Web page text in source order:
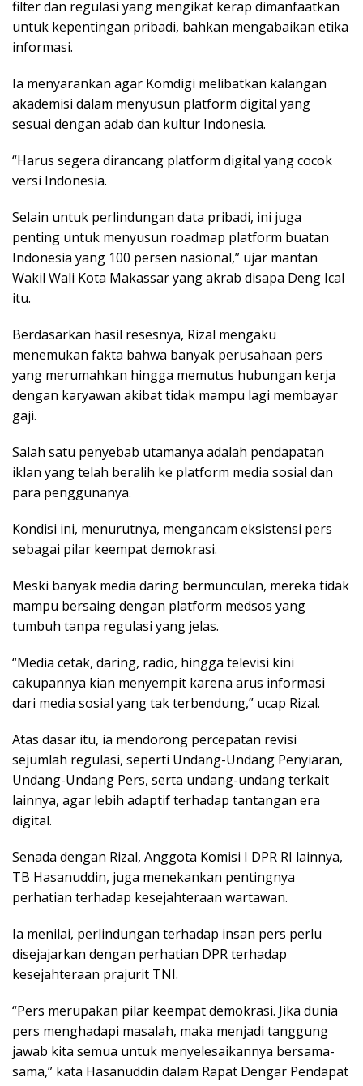
filter dan regulasi yang mengikat kerap dimanfaatkan
untuk kepentingan pribadi, bahkan mengabaikan etika
informasi.
Ia menyarankan agar Komdigi melibatkan kalangan
akademisi dalam menyusun platform digital yang
sesuai dengan adab dan kultur Indonesia.
“Harus segera dirancang platform digital yang cocok
versi Indonesia.
Selain untuk perlindungan data pribadi, ini juga
penting untuk menyusun roadmap platform buatan
Indonesia yang 100 persen nasional,” ujar mantan
Wakil Wali Kota Makassar yang akrab disapa Deng Ical
itu.
Berdasarkan hasil resesnya, Rizal mengaku
menemukan fakta bahwa banyak perusahaan pers
yang merumahkan hingga memutus hubungan kerja
dengan karyawan akibat tidak mampu lagi membayar
gaji.
Salah satu penyebab utamanya adalah pendapatan
iklan yang telah beralih ke platform media sosial dan
para penggunanya.
Kondisi ini, menurutnya, mengancam eksistensi pers
sebagai pilar keempat demokrasi.
Meski banyak media daring bermunculan, mereka tidak
mampu bersaing dengan platform medsos yang
tumbuh tanpa regulasi yang jelas.
“Media cetak, daring, radio, hingga televisi kini
cakupannya kian menyempit karena arus informasi
dari media sosial yang tak terbendung,” ucap Rizal.
Atas dasar itu, ia mendorong percepatan revisi
sejumlah regulasi, seperti Undang-Undang Penyiaran,
Undang-Undang Pers, serta undang-undang terkait
lainnya, agar lebih adaptif terhadap tantangan era
digital.
Senada dengan Rizal, Anggota Komisi I DPR RI lainnya,
TB Hasanuddin, juga menekankan pentingnya
perhatian terhadap kesejahteraan wartawan.
Ia menilai, perlindungan terhadap insan pers perlu
disejajarkan dengan perhatian DPR terhadap
kesejahteraan prajurit TNI.
“Pers merupakan pilar keempat demokrasi. Jika dunia
pers menghadapi masalah, maka menjadi tanggung
jawab kita semua untuk menyelesaikannya bersama-
sama,” kata Hasanuddin dalam Rapat Dengar Pendapat